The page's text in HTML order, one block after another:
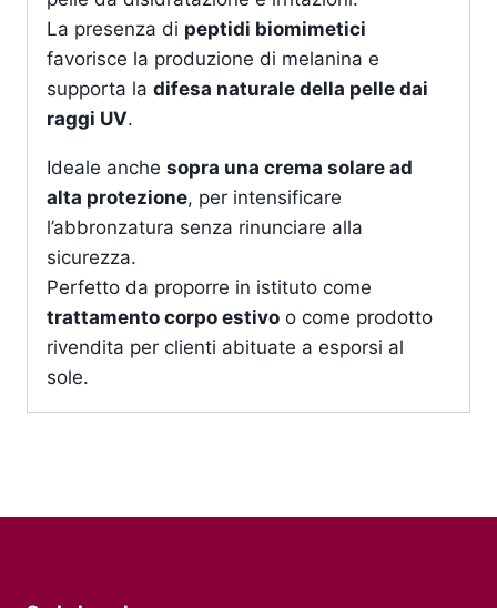
La presenza di peptidi biomimetici
favorisce la produzione di melanina e
supporta la difesa naturale della pelle dai
raggi UV.
Ideale anche sopra una crema solare ad
alta protezione, per intensificare
l’abbronzatura senza rinunciare alla
sicurezza.
Perfetto da proporre in istituto come
trattamento corpo estivo o come prodotto
rivendita per clienti abituate a esporsi al
sole.